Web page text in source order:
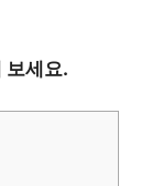
보세요.